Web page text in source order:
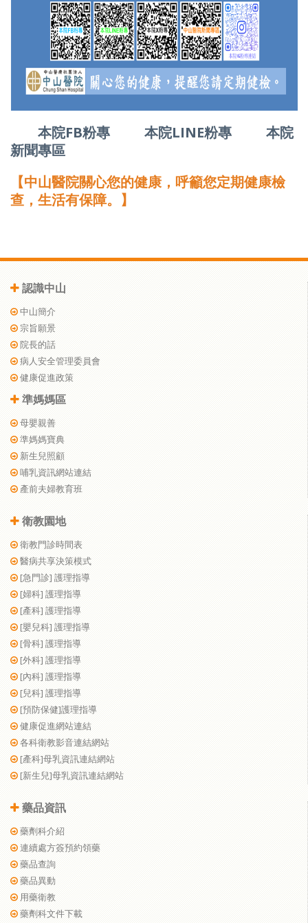
本院FB粉專 本院LINE粉專
本院
新聞專區
【中山醫院關心您的健康，呼籲您定期健康檢
查，生活有保障。】
認識中山
中山簡介
宗旨願景
院長的話
病人安全管理委員會
健康促進政策
準媽媽區
母嬰親善
準媽媽寶典
新生兒照顧
哺乳資訊網站連結
產前夫婦教育班
衛教園地
衛教門診時間表
醫病共享決策模式
[急門診] 護理指導
[婦科] 護理指導
[產科] 護理指導
[嬰兒科] 護理指導
[骨科] 護理指導
[外科] 護理指導
[內科] 護理指導
[兒科] 護理指導
[預防保健]護理指導
健康促進網站連結
各科衛教影音連結網站
[產科]母乳資訊連結網站
[新生兒]母乳資訊連結網站
藥品資訊
藥劑科介紹
連續處方簽預約領藥
藥品查詢
藥品異動
用藥衛教
藥劑科文件下載